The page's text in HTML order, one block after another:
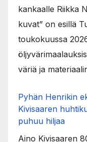
kankaalle Riikka
kuvat” on esillä
toukokuussa
väriä ja
Pyhän Henrikin
Kivisaaren
puhuu hiljaa
Aino Kivisaaren